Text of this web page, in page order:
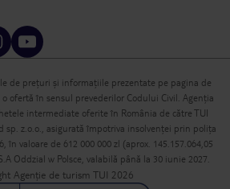
de prețuri și informațiile prezentate pe pagina de
ofertă în sensul prevederilor Codului Civil. Agenția
intermediate oferite în România de către TUI
sp. z.o.o., asigurată împotriva insolvenței prin polița
în valoare de 612 000 000 zl (aprox. 145.157.064,05
Oddzial w Polsce, valabilă până la 30 iunie 2027.
Agenție de turism TUI 2026